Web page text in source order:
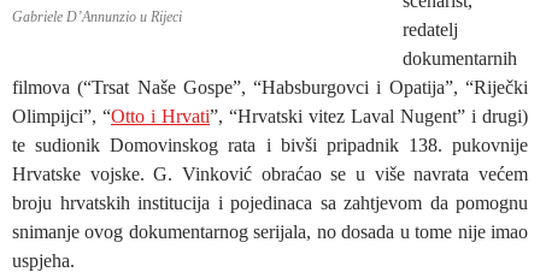
Gabriele D’Annunzio u Rijeci
redatelj
dokumentarnih
filmova (“Trsat Naše Gospe”, “Habsburgovci i Opatija”, “Riječki
Olimpijci”, “Otto i Hrvati”, “Hrvatski vitez Laval Nugent” i drugi)
te sudionik Domovinskog rata i bivši pripadnik 138. pukovnije
Hrvatske vojske. G. Vinković obraćao se u više navrata većem
broju hrvatskih institucija i pojedinaca sa zahtjevom da pomognu
snimanje ovog dokumentarnog serijala, no dosada u tome nije imao
uspjeha.